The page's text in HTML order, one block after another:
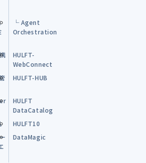
└ Agent
Orchestration
HULFT-
WebConnect
HULFT-HUB
HULFT
DataCatalog
HULFT10
DataMagic